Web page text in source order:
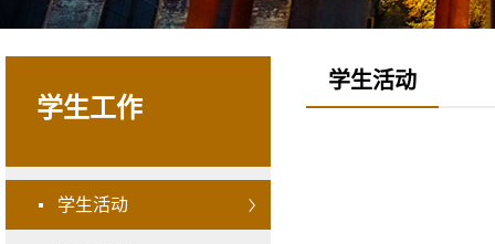
学生工作
学生活动
学生活动